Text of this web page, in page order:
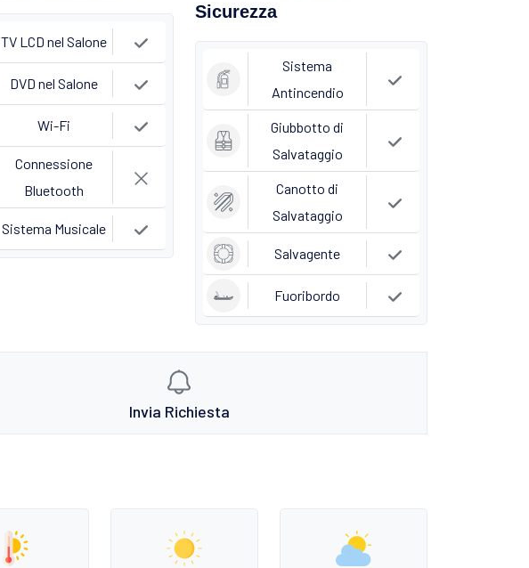
TV LCD nel Salone
DVD nel Salone
Wi-Fi
Connessione
Bluetooth
Sistema Musicale
Sicurezza
Sistema
Antincendio
Giubbotto di
Salvataggio
Canotto di
Salvataggio
Salvagente
Fuoribordo
Invia Richiesta